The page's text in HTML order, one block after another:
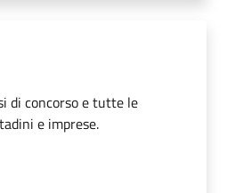
di concorso e tutte le
e imprese.